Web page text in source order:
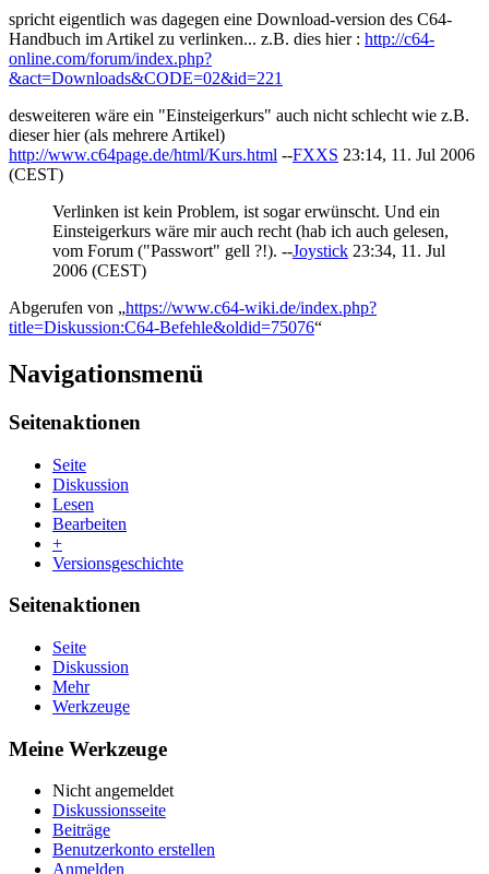
spricht eigentlich was dagegen eine Download-version des C64-
Handbuch im Artikel zu verlinken... z.B. dies hier : http://c64-
online.com/forum/index.php?
&act=Downloads&CODE=02&id=221
desweiteren wäre ein "Einsteigerkurs" auch nicht schlecht wie z.B.
dieser hier (als mehrere Artikel)
http://www.c64page.de/html/Kurs.html --FXXS 23:14, 11. Jul 2006
(CEST)
Verlinken ist kein Problem, ist sogar erwünscht. Und ein
Einsteigerkurs wäre mir auch recht (hab ich auch gelesen,
vom Forum ("Passwort" gell ?!). --Joystick 23:34, 11. Jul
2006 (CEST)
Abgerufen von „https://www.c64-wiki.de/index.php?
title=Diskussion:C64-Befehle&oldid=75076“
Navigationsmenü
Seitenaktionen
Seite
Diskussion
Lesen
Bearbeiten
+
Versionsgeschichte
Seitenaktionen
Seite
Diskussion
Mehr
Werkzeuge
Meine Werkzeuge
Nicht angemeldet
Diskussionsseite
Beiträge
Benutzerkonto erstellen
Anmelden